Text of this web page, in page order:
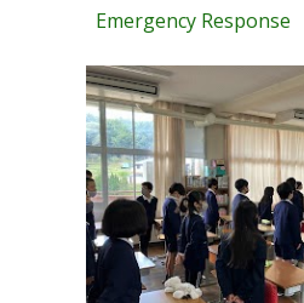
Emergency Response